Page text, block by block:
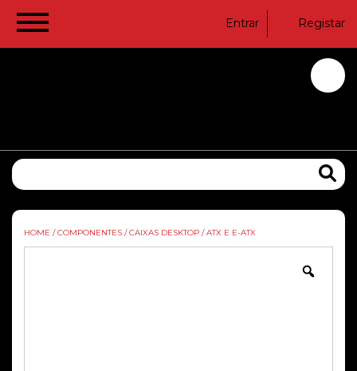
Entrar Registar
HOME / COMPONENTES / CAIXAS DESKTOP / ATX E E-ATX